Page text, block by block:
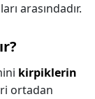
arasındadır.
kirpiklerin
ortadan